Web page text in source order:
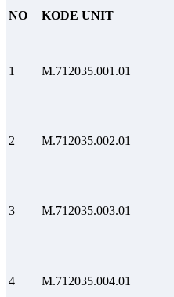
NO KODE UNIT
1 M.712035.001.01
2 M.712035.002.01
3 M.712035.003.01
4 M.712035.004.01